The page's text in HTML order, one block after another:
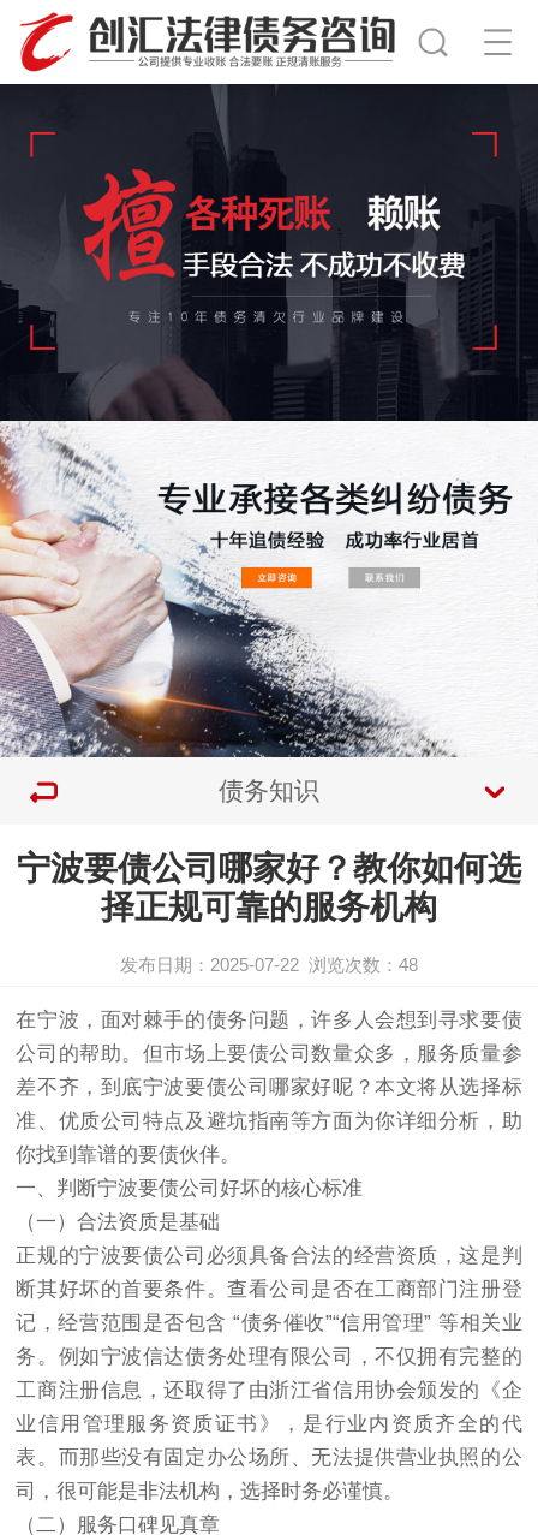
债务知识
宁波要债公司哪家好？教你如何选
择正规可靠的服务机构
发布日期：2025-07-22 浏览次数：48
在宁波，面对棘手的债务问题，许多人会想到寻求要债
公司 的帮助。但市场上要债公司数量众多，服务质量参
差不齐，到底宁波要债公司哪家好呢？本文将从选择标
准、优质公司特点及避坑指南等方面为你详细分析，助
你找到靠谱的要债伙伴。
一、判断宁波要债公司好坏的核心标准
（一）合法资质是基础
正规的宁波要债公司必须具备合法的经营资质，这是判
断其好坏的首要条件。查看公司是否在工商部门注册登
记，经营范围是否包含 “债务催收”“信用管理” 等相关业
务。例如宁波信达债务处理有限公司，不仅拥有完整的
工商注册信息，还取得了由浙江省信用协会颁发的《企
业信用管理服务资质证书》，是行业内资质齐全的代
表。而那些没有固定办公场所、无法提供营业执照的公
司，很可能是非法机构，选择时务必谨慎。
（二）服务口碑见真章